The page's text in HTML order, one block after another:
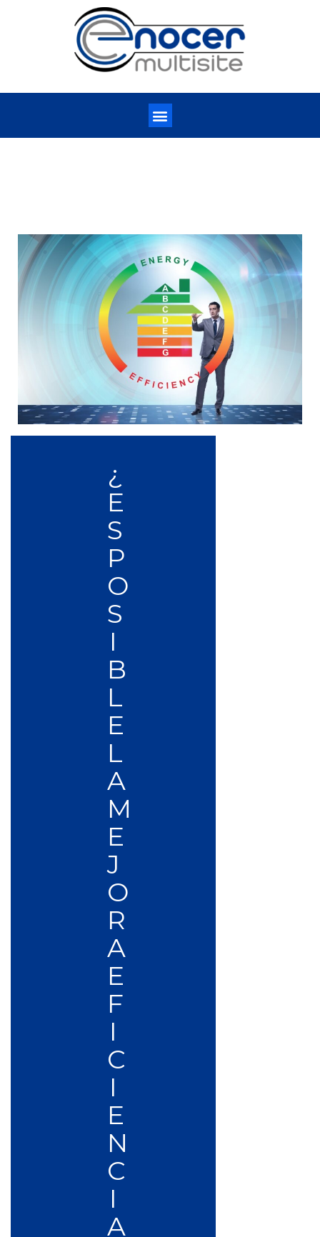
¿
E
S
P
O
S
I
B
L
E
L
A
M
E
J
O
R
A
E
F
I
C
I
E
N
C
I
A